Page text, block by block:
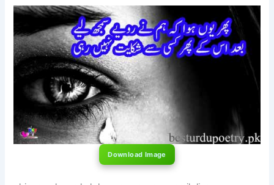
Download Image